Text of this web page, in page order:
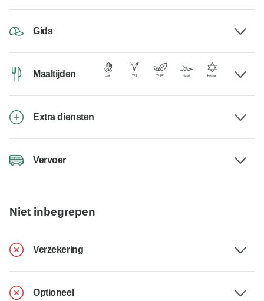
Gids
Maaltijden
Extra diensten
Vervoer
Niet inbegrepen
Verzekering
Optioneel